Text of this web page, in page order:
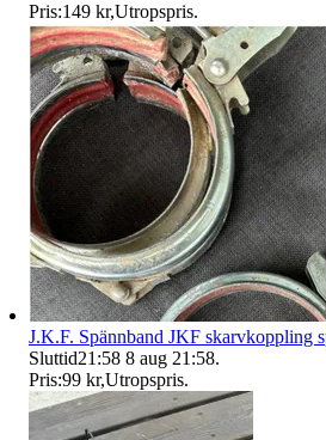
Pris:149 kr,Utropspris.
J.K.F. Spännband JKF skarvkoppling
Sluttid21:58 8 aug 21:58.
Pris:99 kr,Utropspris.